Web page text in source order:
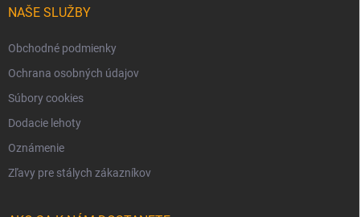
NAŠE SLUŽBY
Obchodné podmienky
Ochrana osobných údajov
Súbory cookies
Dodacie lehoty
Oznámenie
Zľavy pre stálych zákazníkov